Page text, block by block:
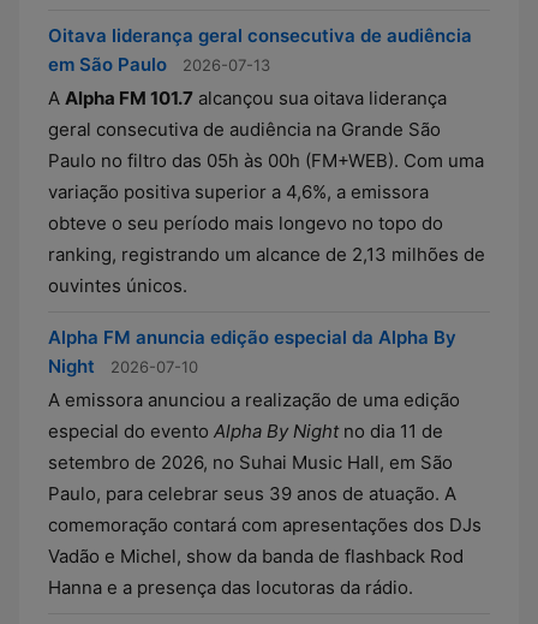
Oitava liderança geral consecutiva de audiência
em São Paulo
2026-07-13
A Alpha FM 101.7 alcançou sua oitava liderança
geral consecutiva de audiência na Grande São
Paulo no filtro das 05h às 00h (FM+WEB). Com uma
variação positiva superior a 4,6%, a emissora
obteve o seu período mais longevo no topo do
ranking, registrando um alcance de 2,13 milhões de
ouvintes únicos.
Alpha FM anuncia edição especial da Alpha By
Night
2026-07-10
A emissora anunciou a realização de uma edição
especial do evento Alpha By Nightno dia 11 de
setembro de 2026, no Suhai Music Hall, em São
Paulo, para celebrar seus 39 anos de atuação. A
comemoração contará com apresentações dos DJs
Vadão e Michel, show da banda de flashback Rod
Hanna e a presença das locutoras da rádio.